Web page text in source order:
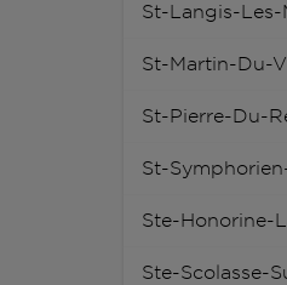
St-Langis-
St-Martin-Du-
St-Pierre-Du-
St-
Ste-Honorine-
Ste-Scolasse-